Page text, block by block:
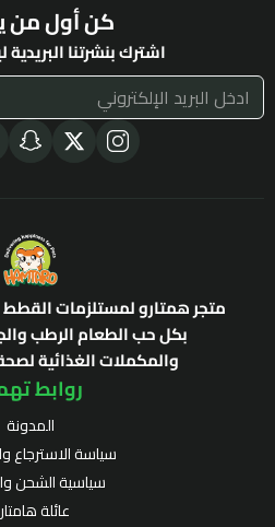
كن أول من
اشترك بنشرتنا
متجر همتارو لمستلزمات القطط
بكل حب الطعام الرطب
والمكملات الغذائية
روابط
المدونة
سياسة الاسترجاع
سياسية الشحن
عائلة